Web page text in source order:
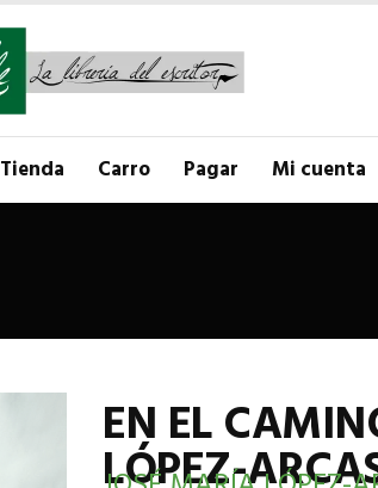
Tienda Carro Pagar Mi cuenta
EN EL
LÓPEZ-